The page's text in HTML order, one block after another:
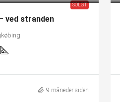
SOLGT
ved stranden
9 måneder siden